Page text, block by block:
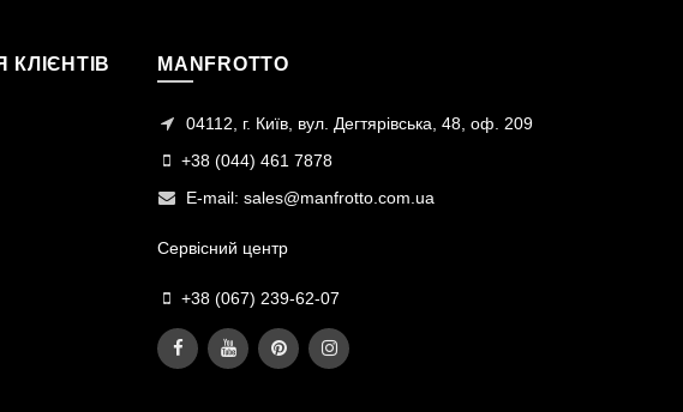
MANFROTTO
04112, г. Київ, вул. Дегтярівська, 48, оф. 209
+38 (044) 461 7878
E-mail: sales@manfrotto.com.ua
Сервісний центр
+38 (067) 239-62-07